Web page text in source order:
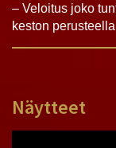
– Veloitus joko
keston perusteella
Näytteet